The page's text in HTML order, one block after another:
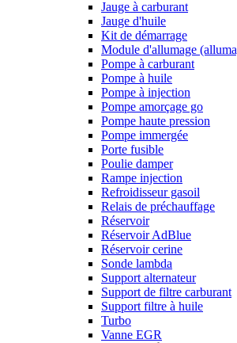
Jauge à carburant
Jauge d'huile
Kit de démarrage
Module d'allumage
Pompe à carburant
Pompe à huile
Pompe à injection
Pompe amorçage go
Pompe haute pression
Pompe immergée
Porte fusible
Poulie damper
Rampe injection
Refroidisseur gasoil
Relais de préchauffage
Réservoir
Réservoir AdBlue
Réservoir cerine
Sonde lambda
Support alternateur
Support de filtre carburant
Support filtre à huile
Turbo
Vanne EGR